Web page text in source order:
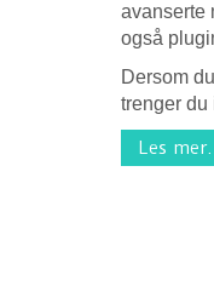
avanserte
også
Dersom
trenger du
Les